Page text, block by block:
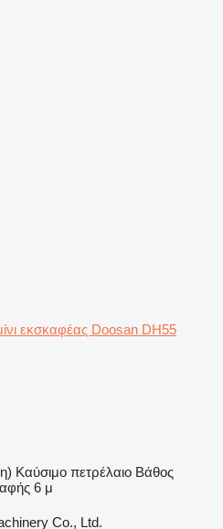
εκσκαφέας Doosan DH55
Καύσιμο πετρέλαιο Βάθος
6 μ
Co., Ltd.